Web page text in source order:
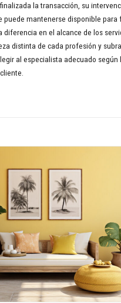
la transacción, su
puede mantenerse disponible para
diferencia en el alcance de los
distinta de cada profesión y
al especialista adecuado según